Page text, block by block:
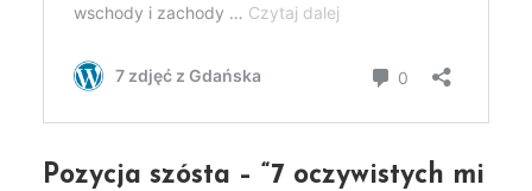
Pozycja szósta – “7 oczywistych mi